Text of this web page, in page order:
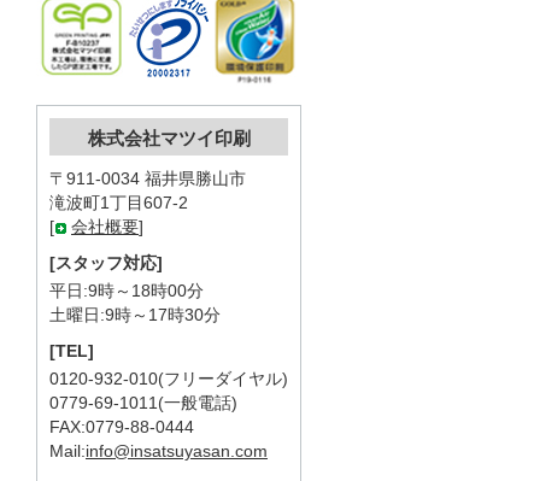
株式会社マツイ印刷
〒911-0034 福井県勝山市
滝波町1丁目607-2
[
会社概要]
[スタッフ対応]
平日:9時～18時00分
土曜日:9時～17時30分
[TEL]
0120-932-010(フリーダイヤル)
0779-69-1011(一般電話)
FAX:0779-88-0444
Mail:info@insatsuyasan.com